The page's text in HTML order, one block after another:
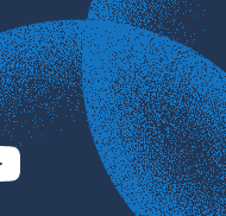
[Translate
to